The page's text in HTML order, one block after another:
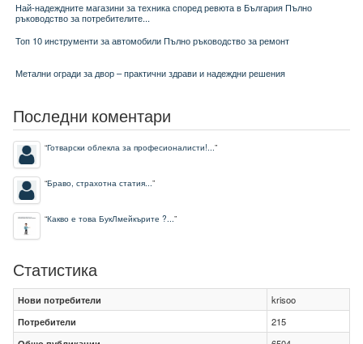
Най-надеждните магазини за техника според ревюта в България Пълно
ръководство за потребителите...
Топ 10 инструменти за автомобили Пълно ръководство за ремонт
Метални огради за двор – практични здрави и надеждни решения
Последни коментари
“Готварски облекла за професионалисти!...”
“Браво, страхотна статия...”
“Какво е това БукЛмейкърите ?...”
Статистика
Нови потребители
krisoo
Потребители
215